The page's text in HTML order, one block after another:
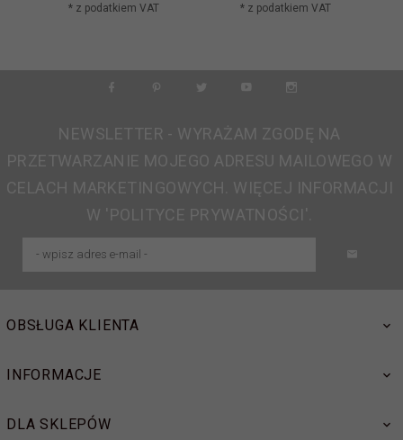
* z podatkiem VAT * z podatkiem VAT
NEWSLETTER - WYRAŻAM ZGODĘ NA
PRZETWARZANIE MOJEGO ADRESU MAILOWEGO W
CELACH MARKETINGOWYCH. WIĘCEJ INFORMACJI
W 'POLITYCE PRYWATNOŚCI'.
OBSŁUGA KLIENTA
INFORMACJE
DLA SKLEPÓW